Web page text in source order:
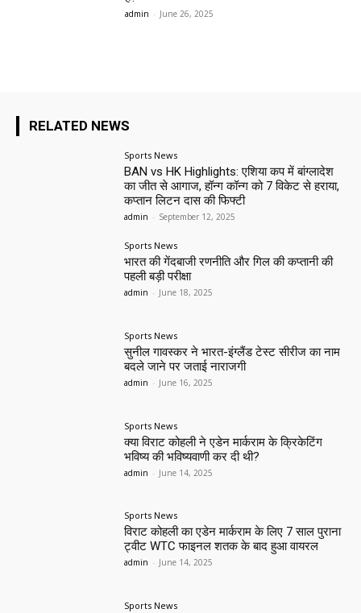
admin - June 26, 2025
RELATED NEWS
Sports News
BAN vs HK Highlights: एशिया कप में बांग्लादेश
का जीत से आगाज, हॉन्ग कॉन्ग को 7 विकेट से हराया,
कप्तान लिटन दास की फिफ्टी
admin - September 12, 2025
Sports News
भारत की गेंदबाजी रणनीति और गिल की कप्तानी की
पहली बड़ी परीक्षा
admin - June 18, 2025
Sports News
सुनील गावस्कर ने भारत-इंग्लैंड टेस्ट सीरीज का नाम
बदले जाने पर जताई नाराजगी
admin - June 16, 2025
Sports News
क्या विराट कोहली ने एडेन मार्कराम के क्रिकेटिंग
भविष्य की भविष्यवाणी कर दी थी?
admin - June 14, 2025
Sports News
विराट कोहली का एडेन मार्कराम के लिए 7 साल पुराना
ट्वीट WTC फाइनल शतक के बाद हुआ वायरल
admin - June 14, 2025
Sports News